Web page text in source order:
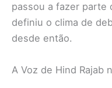
passou a fazer parte
definiu o clima de
desde então.
A Voz de Hind Rajab